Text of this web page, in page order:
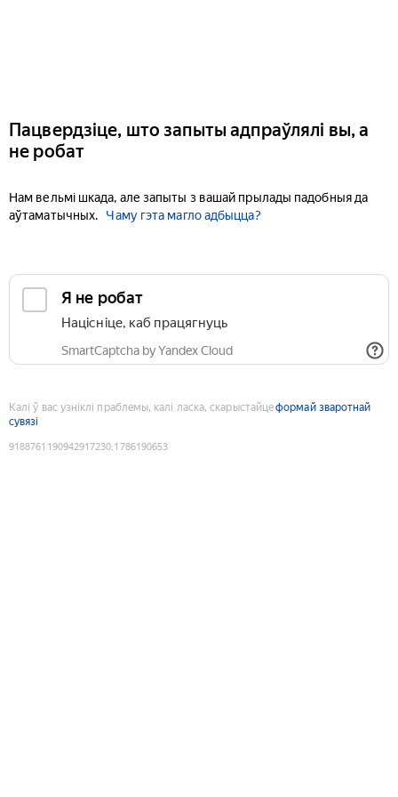
Пацвердзіце, што запыты адпраўлялі вы, а
не робат
Нам вельмі шкада, але запыты з вашай прылады падобныя да
аўтаматычных.
Чаму гэта магло адбыцца?
Я не робат
Націсніце, каб працягнуць
SmartCaptcha by Yandex Cloud
Калі ў вас узніклі праблемы, калі ласка, скарыстайцеформай зваротнай
сувязі
9188761190942917230:1786190653